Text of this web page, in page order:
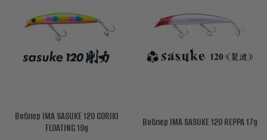
Воблер IMA SASUKE 120 GORIKI
FLOATING 19g
Воблер IMA SASUKE 120 REPPA 17g